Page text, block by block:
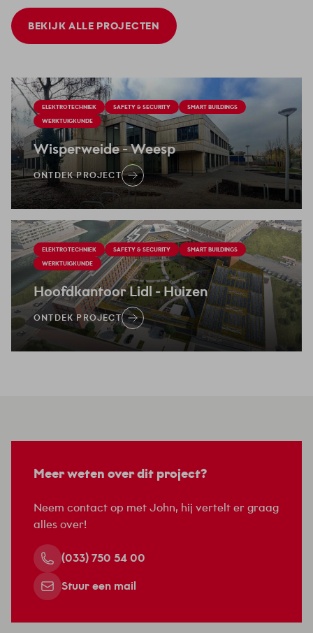
BEKIJK ALLE PROJECTEN
ELEKTROTECHNIEK SAFETY & SECURITY
SMART BUILDINGS
WERKTUIGKUNDE
Wisperweide- Weesp
ONTDEK PROJECT
ELEKTROTECHNIEK SAFETY & SECURITY
SMART BUILDINGS
WERKTUIGKUNDE
Hoofdkantoor Lidl - Huizen
ONTDEK PROJECT
Meer weten over dit project?
Neem contact op met John, hij vertelt er graag
alles over!
(033) 750 54 00
Stuur een mail